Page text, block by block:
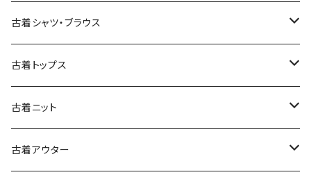
古着長袖ワンピース
古着半袖ワンピース
古着ノースリーブワンピース
古着キャミソールワンピース
古着シャツ・ブラウス
古着長袖シャツ・ブラウス
古着半袖シャツ・ブラウス
古着ノースリーブシャツ・ブラウス
古着トップス
古着スウェット&パーカー
古着スウェット
古着プルオーバー
古着ニット
古着セーター
古着アウター